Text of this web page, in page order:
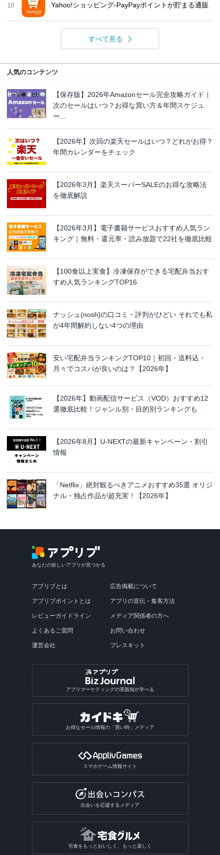
10 Yahoo!ショッピング-PayPayポイントが貯まる通販
すべて見る
人気のコンテンツ
【保存版】2026年Amazonセール完全攻略ガイド｜
次のセールはいつ？お得な買い方＆年間スケジュ
ー...
【2026年】次回の楽天セールはいつ？どれがお得？
年間カレンダーをチェック
【2026年3月】楽天スーパーSALEのお得な攻略法
を徹底解説
【2026年3月】電子書籍サービスおすすめ人気ラン
キング｜無料・還元率・読み放題で22社を徹底比較
【100食以上実食】冷凍保存ができる宅配弁当おす
すめ人気ランキングTOP16
ナッシュ(nosh)の口コミ・評判がひどい それでも私
が4年間解約しない4つの理由
安い宅配弁当ランキングTOP10｜初回・送料込・
月々でコスパが良いのは？【2026年】
【2026年】動画配信サービス（VOD）おすすめ12
選徹底比較！ジャンル別・目的別ランキングも
【2026年8月】U-NEXTの最新キャンペーン・割引
情報
「Netflix」絶対観るべきアニメおすすめ35選 オリジ
ナル・独占作品が超充実！【2026年】
あなたの欲しいアプリが見つかる
アプリブとは
アプリブポイントとは
レビューガイドライン
よくあるご質問
運営会社
広告掲載について
アプリの宣伝・集客方法
メディア関係者の方へ
お問い合わせ
プレスキット
アプリマーケティングの実践知が学べる
お得なセール情報の「買い時」メディア
スマホゲーム情報サイト
出会いを応援するメディア
宅食をもっとおいしく、もっと楽しく